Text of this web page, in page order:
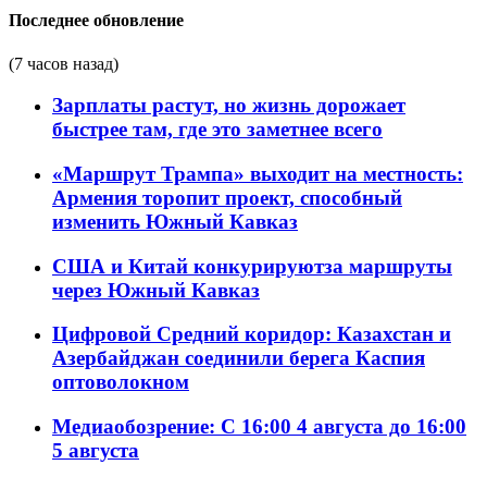
Последнее обновление
(7 часов назад)
Зарплаты растут, но жизнь дорожает
быстрее там, где это заметнее всего
«Маршрут Трампа» выходит на местность:
Армения торопит проект, способный
изменить Южный Кавказ
США и Китай конкурируютза маршруты
через Южный Кавказ
Цифровой Средний коридор: Казахстан и
Азербайджан соединили берега Каспия
оптоволокном
Медиаобозрение: С 16:00 4 августа до 16:00
5 августа